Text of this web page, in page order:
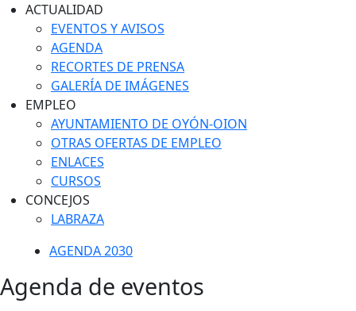
ACTUALIDAD
EVENTOS Y AVISOS
AGENDA
RECORTES DE PRENSA
GALERÍA DE IMÁGENES
EMPLEO
AYUNTAMIENTO DE OYÓN-OION
OTRAS OFERTAS DE EMPLEO
ENLACES
CURSOS
CONCEJOS
LABRAZA
AGENDA 2030
Agenda de eventos